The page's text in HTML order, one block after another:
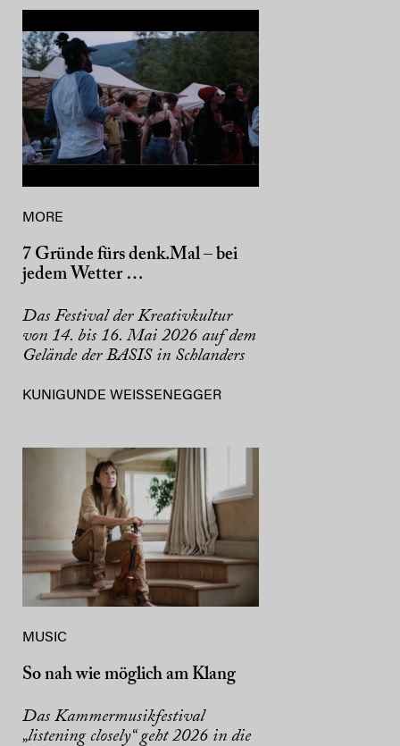
MORE
7 Gründe fürs denk.Mal – bei
jedem Wetter …
Das Festival der Kreativkultur
von 14. bis 16. Mai 2026 auf dem
Gelände der BASIS in Schlanders
KUNIGUNDE WEISSENEGGER
MUSIC
So nah wie möglich am Klang
Das Kammermusikfestival
„listening closely“ geht 2026 in die